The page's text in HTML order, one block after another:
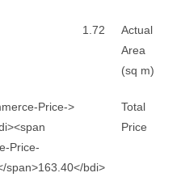
Actual
Area
(sq m)
1.72
Total
Price
Price-
Price-
span>163.40</bdi>